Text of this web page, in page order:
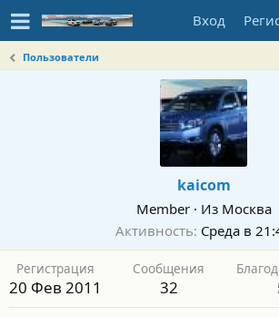
Вход
Пользователи
kaicom
Member · Из Москва
Активность Среда в
Регистрация
20 Фев 2011
Сообщения
32